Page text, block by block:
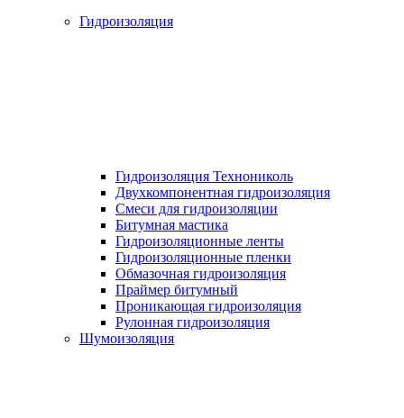
Гидроизоляция
Гидроизоляция Технониколь
Двухкомпонентная гидроизоляция
Смеси для гидроизоляции
Битумная мастика
Гидроизоляционные ленты
Гидроизоляционные пленки
Обмазочная гидроизоляция
Праймер битумный
Проникающая гидроизоляция
Рулонная гидроизоляция
Шумоизоляция